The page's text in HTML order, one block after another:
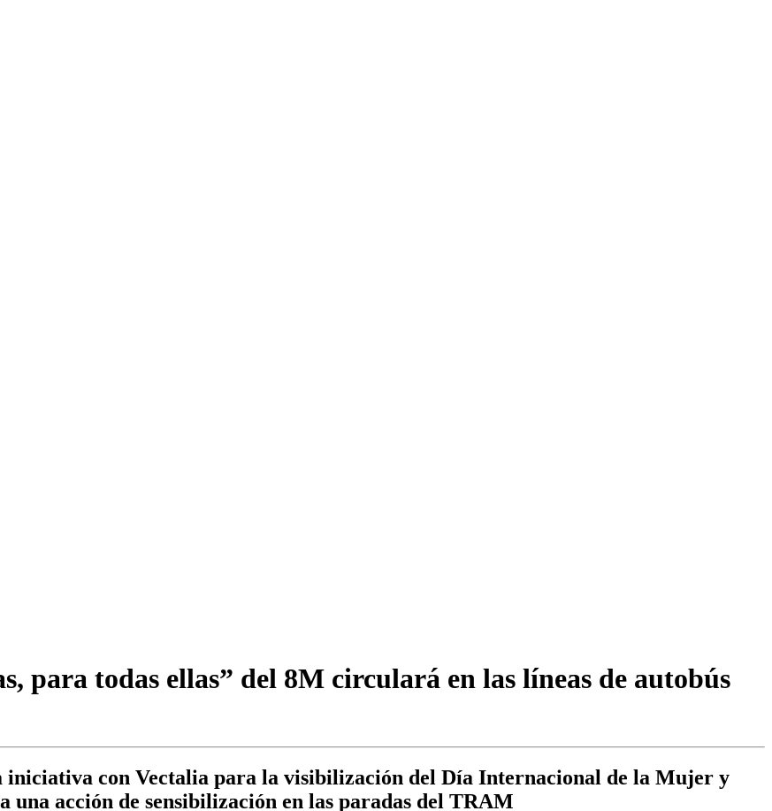
para todas ellas” del 8M circulará en las líneas de autobús
iniciativa con Vectalia para la visibilización del Día Internacional de la Mujer y
acción de sensibilización en las paradas del TRAM